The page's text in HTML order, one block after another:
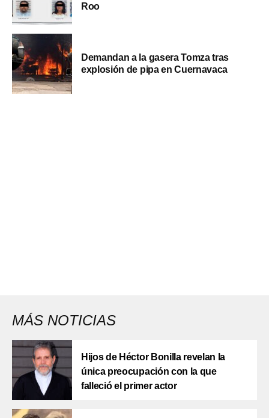
Roo
Demandan a la gasera Tomza tras
explosión de pipa en Cuernavaca
MÁS NOTICIAS
Hijos de Héctor Bonilla revelan la
única preocupación con la que
falleció el primer actor